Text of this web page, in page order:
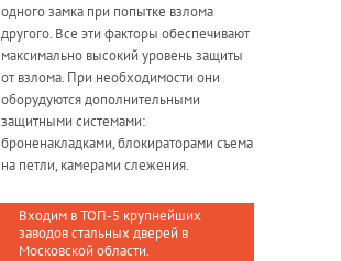
одного замка при попытке взлома
другого. Все эти факторы обеспечивают
максимально высокий уровень защиты
от взлома. При необходимости они
оборудуются дополнительными
защитными системами:
броненакладками, блокираторами съема
на петли, камерами слежения.
Входим в ТОП-5 крупнейших
заводов стальных дверей в
Московской области.